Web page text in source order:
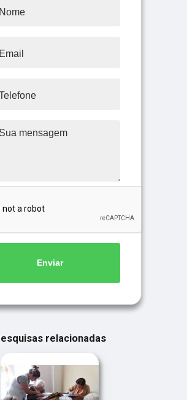
Enviar
relacionadas